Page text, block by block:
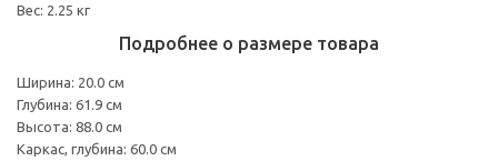
Вес: 2.25 кг
Подробнее о размере товара
Ширина: 20.0 см
Глубина: 61.9 см
Высота: 88.0 см
Каркас, глубина: 60.0 см